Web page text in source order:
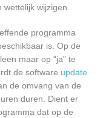
wijzigen.
programma
is. Op de
maar op “ja” te
de software update
de omvang van de
duren. Dient er
dat op de